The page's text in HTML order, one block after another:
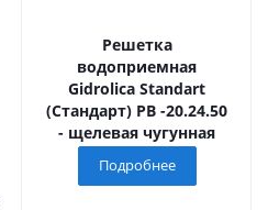
Решетка
водоприемная
Gidrolica Standart
(Стандарт) РВ -20.24.50
- щелевая чугунная
ВЧ, кл. С250
Подробнее